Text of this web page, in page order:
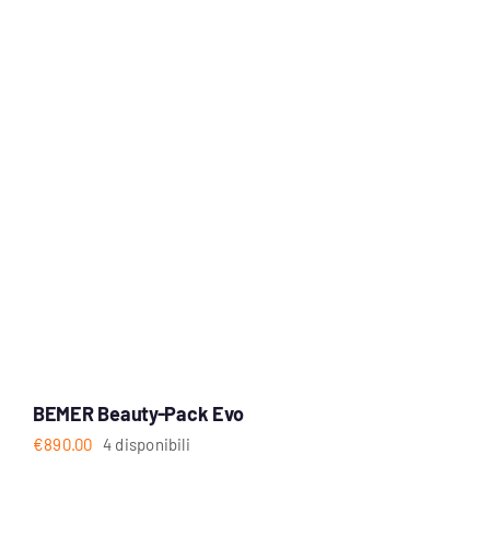
BEMER Beauty-Pack Evo
€890.00 4 disponibili